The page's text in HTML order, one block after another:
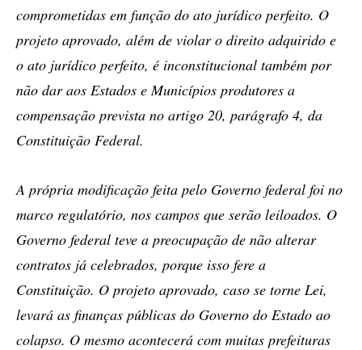
comprometidas em função do ato jurídico perfeito. O
projeto aprovado, além de violar o direito adquirido e
o ato jurídico perfeito, é inconstitucional também por
não dar aos Estados e Municípios produtores a
compensação prevista no artigo 20, parágrafo 4, da
Constituição Federal.
A própria modificação feita pelo Governo federal foi no
marco regulatório, nos campos que serão leiloados. O
Governo federal teve a preocupação de não alterar
contratos já celebrados, porque isso fere a
Constituição. O projeto aprovado, caso se torne Lei,
levará as finanças públicas do Governo do Estado ao
colapso. O mesmo acontecerá com muitas prefeituras